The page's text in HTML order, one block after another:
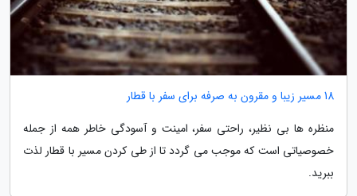
18 مسیر زیبا و مقرون به صرفه برای سفر با قطار
منظره ها بی نظیر، راحتی سفر، امینت و آسودگی خاطر همه از جمله
خصوصیاتی است که موجب می گردد تا از طی کردن مسیر با قطار لذت
ببرید.